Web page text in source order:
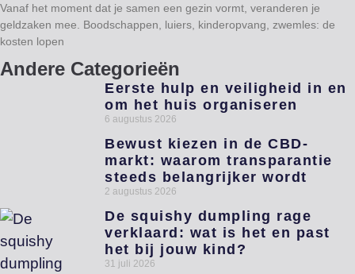
Vanaf het moment dat je samen een gezin vormt, veranderen je
geldzaken mee. Boodschappen, luiers, kinderopvang, zwemles: de
kosten lopen
Andere Categorieën
Eerste hulp en veiligheid in en
om het huis organiseren
6 augustus 2026
Bewust kiezen in de CBD-
markt: waarom transparantie
steeds belangrijker wordt
2 augustus 2026
De squishy dumpling rage
verklaard: wat is het en past
het bij jouw kind?
31 juli 2026